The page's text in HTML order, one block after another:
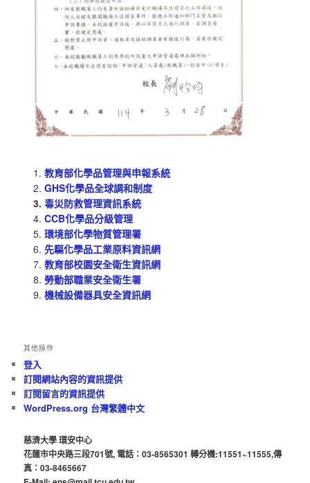
教育部化學品管理與申報系統
GHS化學品全球調和制度
毒災防救管理資訊系統
CCB化學品分級管理
環境部化學物質管理署
先驅化學品工業原料資訊網
教育部校園安全衛生資訊網
勞動部職業安全衛生署
機械設備器具安全資訊網
其他操作
登入
訂閱網站內容的資訊提供
訂閱留言的資訊提供
WordPress.org 台灣繁體中文
慈濟大學 環安中心
花蓮市中央路三段701號, 電話：03-8565301 轉分機:11551~11555,傳
真：03-8465667